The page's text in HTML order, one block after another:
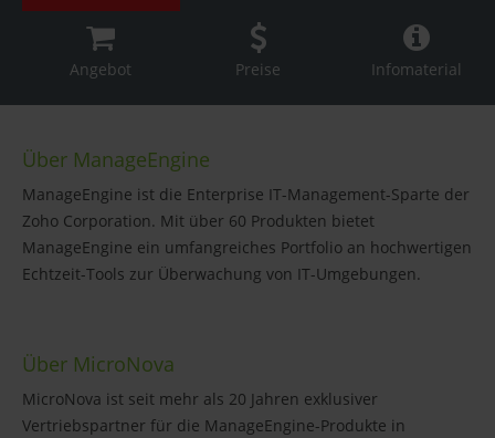
Angebot Preise Infomaterial
Über ManageEngine
ManageEngine ist die Enterprise IT-Management-Sparte der
Zoho Corporation. Mit über 60 Produkten bietet
ManageEngine ein umfangreiches Portfolio an hochwertigen
Echtzeit-Tools zur Überwachung von IT-Umgebungen.
Über MicroNova
MicroNova ist seit mehr als 20 Jahren exklusiver
Vertriebspartner für die ManageEngine-Produkte in